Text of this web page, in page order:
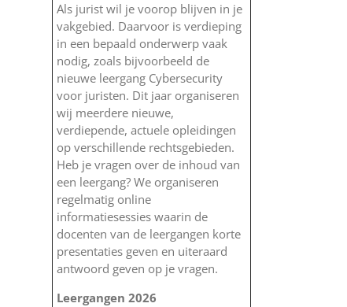
Als jurist wil je voorop blijven in je
vakgebied. Daarvoor is verdieping
in een bepaald onderwerp vaak
nodig, zoals bijvoorbeeld de
nieuwe leergang Cybersecurity
voor juristen. Dit jaar organiseren
wij meerdere nieuwe,
verdiepende, actuele opleidingen
op verschillende rechtsgebieden.
Heb je vragen over de inhoud van
een leergang? We organiseren
regelmatig online
informatiesessies waarin de
docenten van de leergangen korte
presentaties geven en uiteraard
antwoord geven op je vragen.
Leergangen 2026